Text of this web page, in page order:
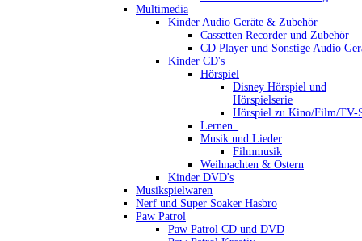
Multimedia
Kinder Audio Geräte & Zubehör
Cassetten Recorder und Zubehör
CD Player und Sonstige Audio
Kinder CD's
Hörspiel
Disney Hörspiel und
Hörspielserie
Hörspiel zu Kino/Film/TV-
Lernen_
Musik und Lieder
Filmmusik
Weihnachten & Ostern
Kinder DVD's
Musikspielwaren
Nerf und Super Soaker Hasbro
Paw Patrol
Paw Patrol CD und DVD